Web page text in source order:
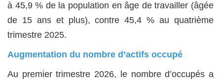
à 45,9 % de la population en âge de travailler (âgée
de 15 ans et plus), contre 45,4 % au quatrième
trimestre 2025.
Augmentation du nombre d’actifs occupé
Au premier trimestre 2026, le nombre d’occupés a